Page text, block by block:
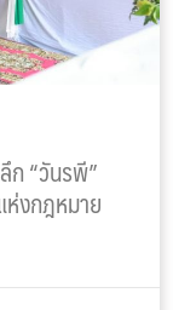
ก “วันรพี”
ห่งกฎหมาย